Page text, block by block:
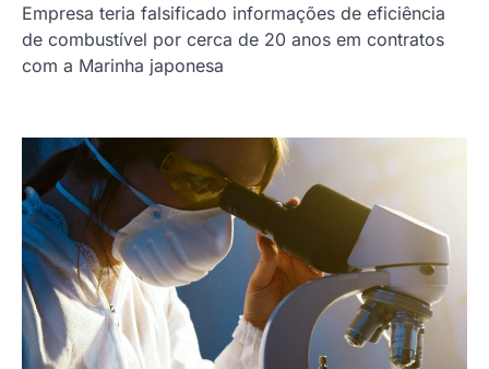
Empresa teria falsificado informações de eficiência
de combustível por cerca de 20 anos em contratos
com a Marinha japonesa